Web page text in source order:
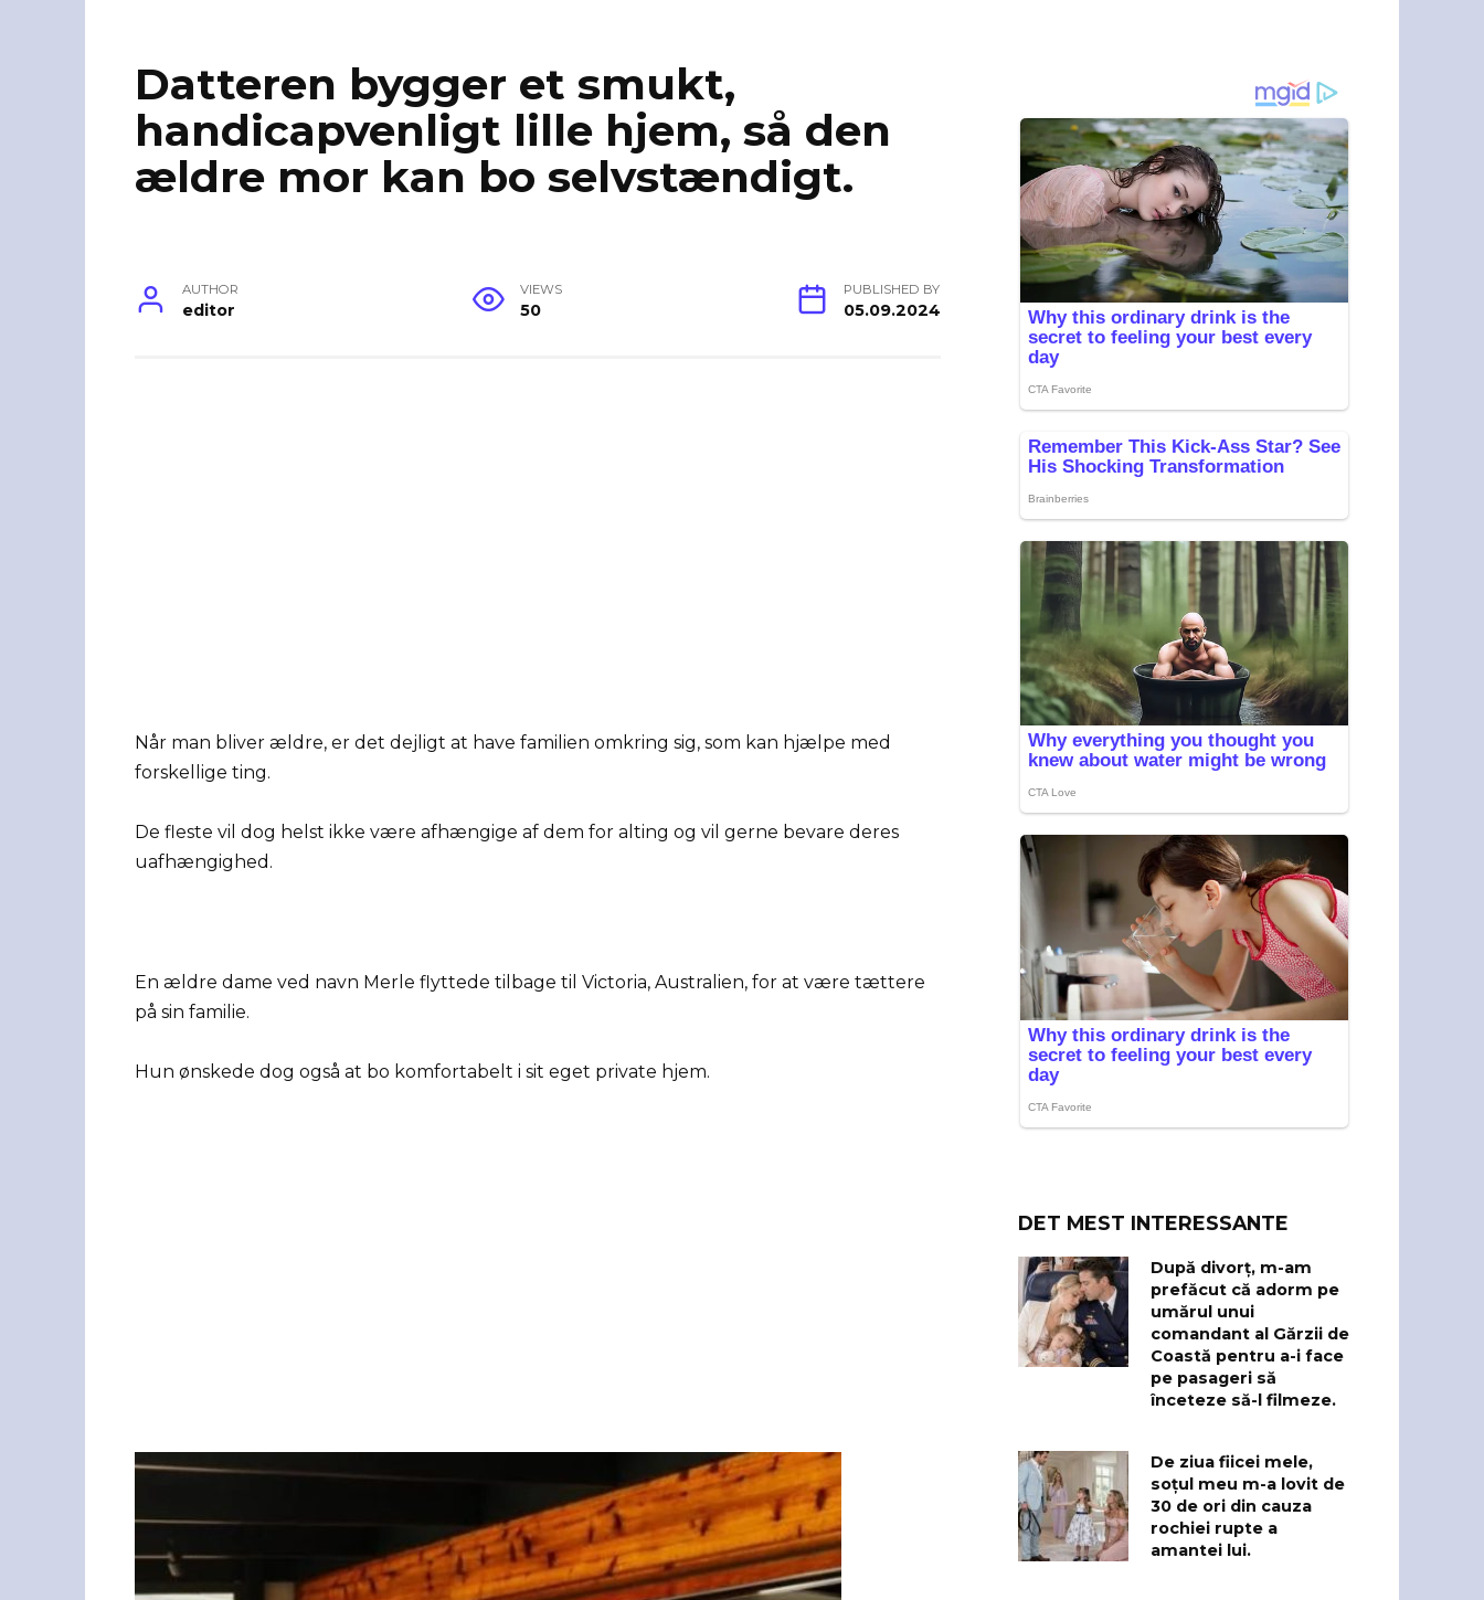
Datteren bygger et smukt,
handicapvenligt lille hjem, så den
ældre mor kan bo selvstændigt.
AUTHOR
editor
VIEWS
50
PUBLISHED BY
05.09.2024
Når man bliver ældre, er det dejligt at have familien omkring sig, som kan hjælpe med
forskellige ting.
De fleste vil dog helst ikke være afhængige af dem for alting og vil gerne bevare deres
uafhængighed.
En ældre dame ved navn Merle flyttede tilbage til Victoria, Australien, for at være tættere
på sin familie.
Hun ønskede dog også at bo komfortabelt i sit eget private hjem.
DET MEST INTERESSANTE
După divorț, m-am
prefăcut că adorm pe
umărul unui
comandant al Gărzii de
Coastă pentru a-i face
pe pasageri să
înceteze să-l filmeze.
De ziua fiicei mele,
soțul meu m-a lovit de
30 de ori din cauza
rochiei rupte a
amantei lui.